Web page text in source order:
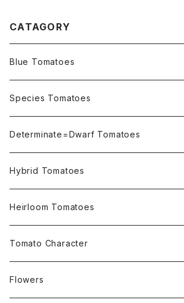
CATAGORY
Blue Tomatoes
OSU INDIGO Series
Not OSU Blue Tomatoes
Species Tomatoes
Determinate=Dwarf Tomatoes
Micro Determinate 10cm~30cm
Small Determinate 30cm~50cm
Medium Determinate 50~100cm
Large Determinate 100~150cm
Hybrid Tomatoes
Heirloom Tomatoes
Amber Heirloom Tomatoes
Bi-Color Heirloom Tomatoes
Tomato Character
Culinary Uses
Flowers